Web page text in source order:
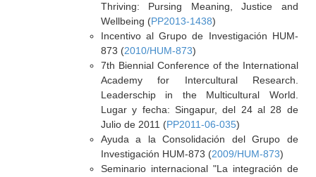
Thriving: Pursing Meaning, Justice and
Wellbeing (PP2013-1438)
Incentivo al Grupo de Investigación HUM-
873 (2010/HUM-873)
7th Biennial Conference of the International
Academy for Intercultural Research.
Leaderschip in the Multicultural World.
Lugar y fecha: Singapur, del 24 al 28 de
Julio de 2011 (PP2011-06-035)
Ayuda a la Consolidación del Grupo de
Investigación HUM-873 (2009/HUM-873)
Seminario internacional "La integración de